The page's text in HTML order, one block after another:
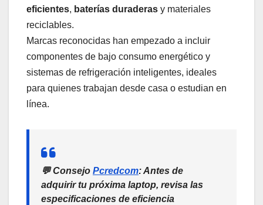
eficientes, baterías duraderas y materiales
reciclables.
Marcas reconocidas han empezado a incluir
componentes de bajo consumo energético y
sistemas de refrigeración inteligentes, ideales
para quienes trabajan desde casa o estudian en
línea.
💬 Consejo Pcredcom: Antes de
adquirir tu próxima laptop, revisa las
especificaciones de eficiencia